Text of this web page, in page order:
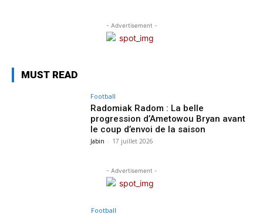
- Advertisement -
MUST READ
Football
Radomiak Radom : La belle
progression d’Ametowou Bryan avant
le coup d’envoi de la saison
Jabin - 17 juillet 2026
- Advertisement -
Football